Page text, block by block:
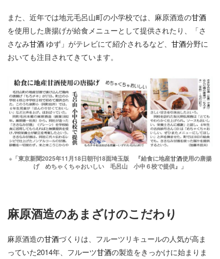
また、近年では地元毛呂山町の小学校では、麻原酒造の甘酒
を使用した唐揚げが給食メニューとして提供されたり、「さ
さなみ甘酒 ゆず」がテレビにて紹介されるなど、 甘酒分野に
おいても注目されてきています。
※「東京新聞2025年11月18日朝刊18面埼玉版 『給食に地産甘酒使用の唐揚
げ めちゃくちゃおいしい 毛呂山 小中６校で提供』」
麻原酒造のあまざけのこだわり
麻原酒造の甘酒づくりは、フルーツリキュールの人気が高ま
っていた2014年、フルーツ甘酒の製造をきっかけに始まりま